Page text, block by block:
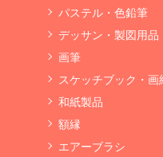
パステル・色鉛筆
デッサン・製図用品
画筆
スケッチブック・画
和紙製品
額縁
エアーブラシ